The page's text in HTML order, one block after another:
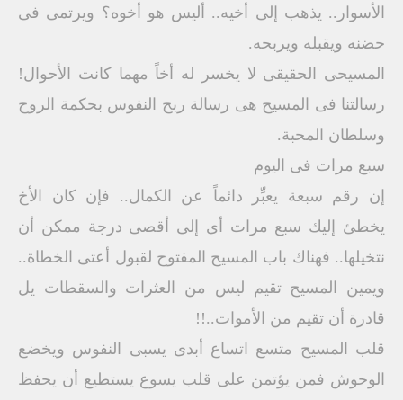
الأسوار.. يذهب إلى أخيه.. أليس هو أخوه؟ ويرتمى فى
حضنه ويقبله ويربحه.
المسيحى الحقيقى لا يخسر له أخاً مهما كانت الأحوال!
رسالتنا فى المسيح هى رسالة ربح النفوس بحكمة الروح
وسلطان المحبة.
سبع مرات فى اليوم
إن رقم سبعة يعبِّر دائماً عن الكمال.. فإن كان الأخ
يخطئ إليك سبع مرات أى إلى أقصى درجة ممكن أن
نتخيلها.. فهناك باب المسيح المفتوح لقبول أعتى الخطاة..
ويمين المسيح تقيم ليس من العثرات والسقطات يل
قادرة أن تقيم من الأموات..!!
قلب المسيح متسع اتساع أبدى يسبى النفوس ويخضع
الوحوش فمن يؤتمن على قلب يسوع يستطيع أن يحفظ